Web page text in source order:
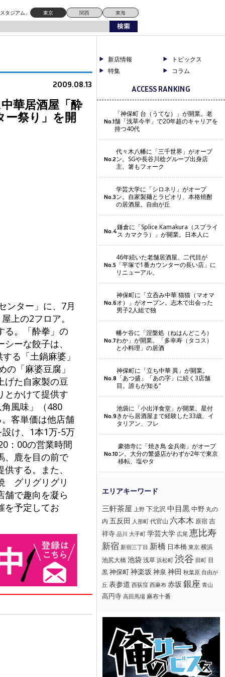
タジアム」 東京 関西 東海
2009.08.13
華居酒屋「酔
ー祭り」を開
ンター」に、7月
上の2フロア。
る。「酔拳」の
ーな餃子は、
る「土鍋麻婆」
「麻婆豆腐」
げた自家製の豆
とかけて提供す
風味」（480
客単価は他店舗
け、1本1万-5万
：00の営業時間
、鹿を目の前で
する。また、
グリグリグリ
舗で趣向を凝ら
を予定してお
新店情報
トピックス
特集
コラム
ACCESS RANKING
No.1
「神保町 台（うてな）」が開業。老
舗「浅草今半」で20年超のキャリアを
持つ40代
No.2
代々木八幡に「三千世界」がオープ
ン。SGや長谷川稔グループ出身店
主、箸もフォーク
No.3
学芸大学に「シロネリ」がオープ
ン。自家製麺とラビオリ、本格焼酎
の居酒屋。自由が丘
No.4鎌倉に「Splice Kamakura（スプライ
ス カマクラ）」が開業。日本人に
No.5
46年続いた老舗居酒屋、二代目が
「平塚で1番カウンターの長い店」に
リニューアル。
No.6
神保町に「立呑み中華 猫猫（マオマ
オ）」がオープン。志木で出会った
男子2人組で独
No.7
幡ケ谷に「涅槃処（ねはんどころ）
わか」が開業。「多幸寿（タコス）
と小料理」の居酒
No.8
神保町に「立ち中華 異」が開業。
「あつ盛」「あの字」に続く3店舗
目。誰もが知る“
No.9
池袋に「小出洋食堂」が開業。星付
きから居酒屋まで経験した33歳、イ
タリアン、フレ
No.10
豪徳寺に「焼き鳥 金兵衛」がオープ
ン。大分の繁盛店がわずか2年で東京
移転、塩やタ
三軒茶屋 上野 下北沢 中目黒中野 丸の
内 五反田 人形町 代官山 六本木 原宿 吉
祥寺 品川 大手町 学芸大学 広尾 恵比寿
新宿 新宿三丁目 新橋 日本橋 東京 横浜
池尻大橋 池袋浅草 浜松町 渋谷 田町 目
黒神保町神楽坂 神泉 神田 秋葉原 自由が
丘 表参道 西荻窪 西麻布 赤坂 銀座 青山
高円寺 高田馬場 麻布十番